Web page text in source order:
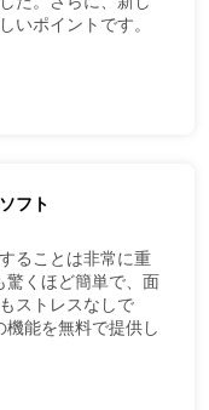
いポイントです。
フト
ることは非常に重
驚くほど簡単で、面
ストレスなしで
能を無料で提供し